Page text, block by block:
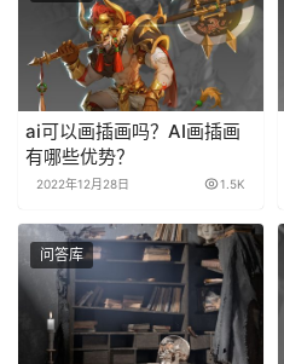
ai可以画插画吗？AI画插画
有哪些优势？
2022年12月28日 1.5K
问答库